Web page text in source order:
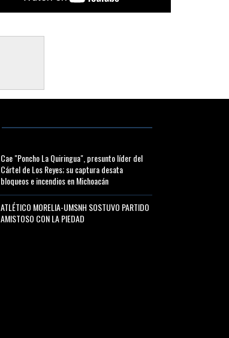
Cae "Poncho La Quiringua", presunto líder del
Cártel de Los Reyes; su captura desata
bloqueos e incendios en Michoacán
ATLÉTICO MORELIA-UMSNH SOSTUVO PARTIDO
AMISTOSO CON LA PIEDAD